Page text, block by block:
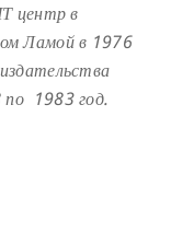
центр в
Ламой в 1976
по 1983 год.